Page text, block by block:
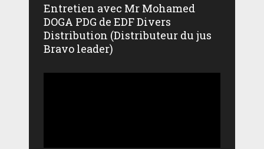
Entretien avec Mr Mohamed
DOGA PDG de EDF Divers
Distribution (Distributeur du jus
Bravo leader)